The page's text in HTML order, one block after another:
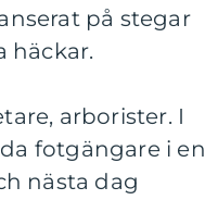
på stegar
häckar.
arborister. I
fotgängare i en
nästa dag